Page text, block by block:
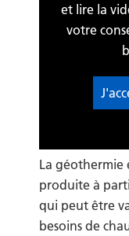
et lire la
votre
La géothermie
produite à
qui peut être
besoins de